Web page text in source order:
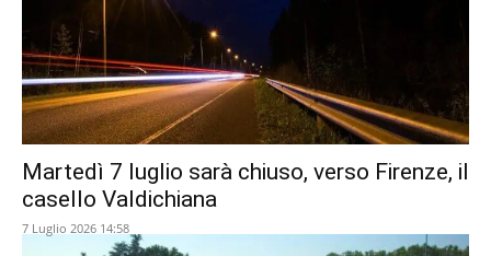
Martedì 7 luglio sarà chiuso, verso Firenze, il
casello Valdichiana
7 Luglio 2026 14:58